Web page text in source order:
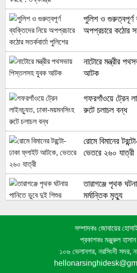
পুলিশ ও গুরুত্বপূর্ণ
অপপ্রচারে কঠোর
নাটোরে মন্ত্রীর
আটক
গফরগাঁওয়ে ট্রেন
রুটে চলাচল বন্ধ
রোমে বিমানের
ভেতরে ২৬০ যাত্রী
তারাগঞ্জে পৃথক
মর্মান্তিক মৃত্যু
মক্কায় সৌদি-
প্রতিরক্ষা চুক্তি সই
হাসিনার
সম্পাদকঃ জোবায়ের
প্রকাশকঃ মঞ্জুরুল হাসান
১০৬ ভেলানগর, নরসিংদী সদর,